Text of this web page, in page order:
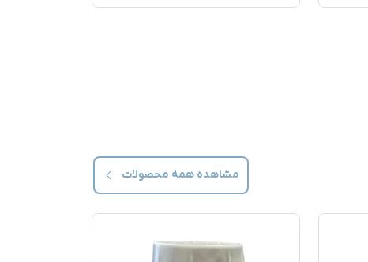
مشاهده همه محصولات